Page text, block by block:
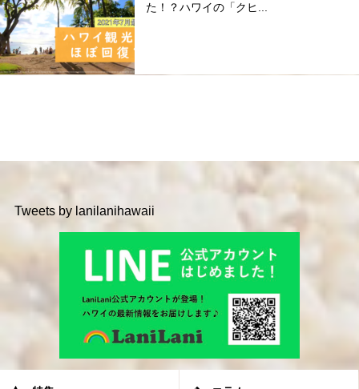
た！？ハワイの「クヒ...
Tweets by lanilanihawaii